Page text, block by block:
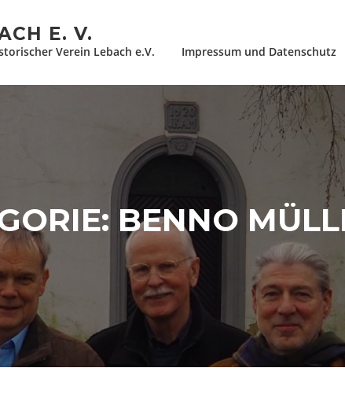
E. V.
Verein Lebach e.V. Impressum und Datenschutz
BENNO